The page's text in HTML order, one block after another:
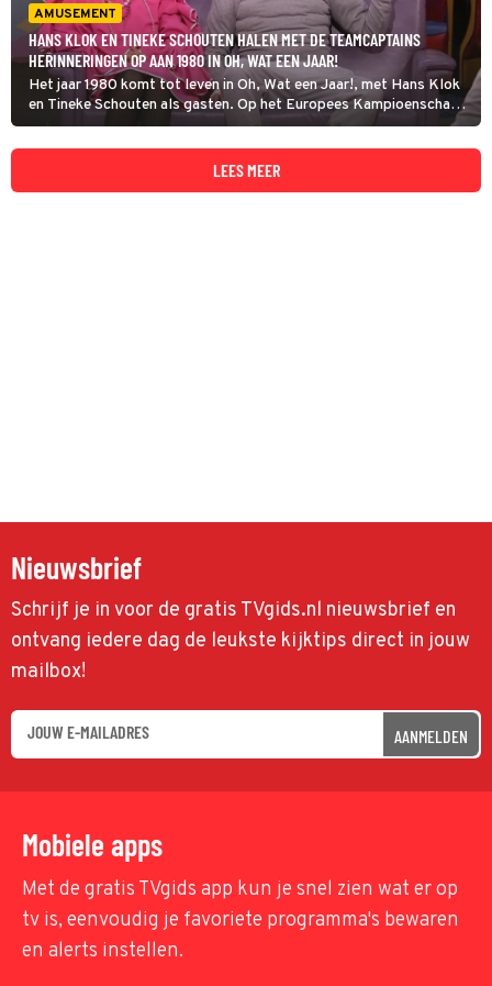
AMUSEMENT
HANS KLOK EN TINEKE SCHOUTEN HALEN MET DE TEAMCAPTAINS
HERINNERINGEN OP AAN 1980 IN OH, WAT EEN JAAR!
Het jaar 1980 komt tot leven in Oh, Wat een Jaar!, met Hans Klok
en Tineke Schouten als gasten. Op het Europees Kampioenschap
voetbal in Italië stelt Oranje teleur; twee jaar na de WK-finale ligt
het team er nu al in de groepsfase uit.
LEES MEER
Nieuwsbrief
Schrijf je in voor de gratis TVgids.nl nieuwsbrief en
ontvang iedere dag de leukste kijktips direct in jouw
mailbox!
AANMELDEN
Mobiele apps
Met de gratis TVgids app kun je snel zien wat er op
tv is, eenvoudig je favoriete programma's bewaren
en alerts instellen.